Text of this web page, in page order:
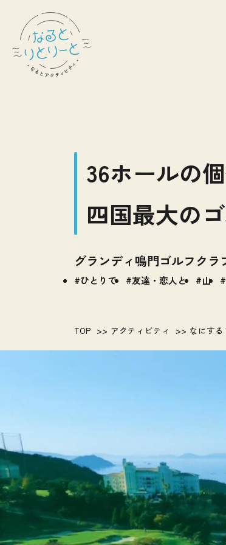
36ホールの
四国最大の
グランディ鳴門ゴルフクラ
ひとりで 友達・恋人と 山
TOP アクティビティ なにする